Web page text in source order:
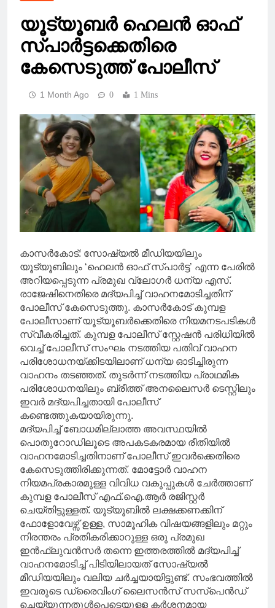
യൂട്യൂബർ ഹെലൻ ഓഫ്
സ്പാർട്ടക്കെതിരെ
കേസെടുത്ത് പോലീസ്
1 Month Ago 0 1 Mins
കാസർകോട്: സോഷ്യൽ മീഡിയയിലും
യൂട്യൂബിലും ‘ഹെലൻ ഓഫ് സ്പാർട്ട’ എന്ന പേരിൽ
അറിയപ്പെടുന്ന പ്രമുഖ വ്ലോഗർ ധന്യ എസ്.
രാജേഷിനെതിരെ മദ്യപിച്ച് വാഹനമോടിച്ചതിന്
പോലീസ് കേസെടുത്തു. കാസർകോട് കുമ്പള
പോലീസാണ് യൂട്യൂബർക്കെതിരെ നിയമനടപടികൾ
സ്വീകരിച്ചത്. കുമ്പള പോലീസ് സ്റ്റേഷൻ പരിധിയിൽ
വെച്ച് പോലീസ് സംഘം നടത്തിയ പതിവ് വാഹന
പരിശോധനയ്ക്കിടയിലാണ് ധന്യ ഓടിച്ചിരുന്ന
വാഹനം തടഞ്ഞത്. തുടർന്ന് നടത്തിയ പ്രാഥമിക
പരിശോധനയിലും ബ്രീത്ത് അനലൈസർ ടെസ്റ്റിലും
ഇവർ മദ്യപിച്ചതായി പോലീസ്
കണ്ടെത്തുകയായിരുന്നു.
​മദ്യപിച്ച് ബോധമില്ലാത്ത അവസ്ഥയിൽ
പൊതുറോഡിലൂടെ അപകടകരമായ രീതിയിൽ
വാഹനമോടിച്ചതിനാണ് പോലീസ് ഇവർക്കെതിരെ
കേസെടുത്തിരിക്കുന്നത്. മോട്ടോർ വാഹന
നിയമപ്രകാരമുള്ള വിവിധ വകുപ്പുകൾ ചേർത്താണ്
കുമ്പള പോലീസ് എഫ്.ഐ.ആർ രജിസ്റ്റർ
ചെയ്തിട്ടുള്ളത്. യൂട്യൂബിൽ ലക്ഷക്കണക്കിന്
ഫോളോവേഴ്സ് ഉള്ള, സാമൂഹിക വിഷയങ്ങളിലും മറ്റും
നിരന്തരം പ്രതികരിക്കാറുള്ള ഒരു പ്രമുഖ
ഇൻഫ്ലുവൻസർ തന്നെ ഇത്തരത്തിൽ മദ്യപിച്ച്
വാഹനമോടിച്ച് പിടിയിലായത് സോഷ്യൽ
മീഡിയയിലും വലിയ ചർച്ചയായിട്ടുണ്ട്. സംഭവത്തിൽ
ഇവരുടെ ഡ്രൈവിംഗ് ലൈസൻസ് സസ്പെൻഡ്
ചെയ്യുന്നതുൾപ്പെടെയുള്ള കർശനമായ